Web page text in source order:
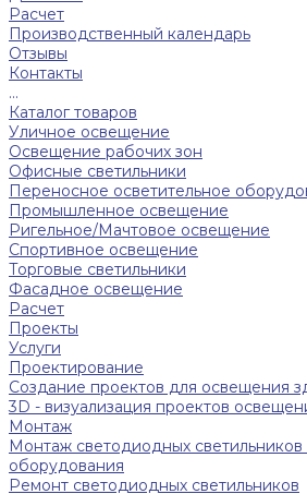
Расчет
Производственный календарь
Отзывы
Контакты
...
Каталог товаров
Уличное освещение
Освещение рабочих зон
Офисные светильники
Переносное осветительное
Промышленное освещение
Ригельное/Мачтовое освещение
Спортивное освещение
Торговые светильники
Фасадное освещение
Расчет
Проекты
Услуги
Проектирование
Создание проектов для освещения
3D - визуализация проектов
Монтаж
Монтаж светодиодных светильников
оборудования
Ремонт светодиодных светильников